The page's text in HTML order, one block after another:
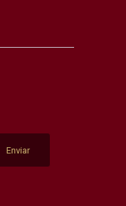
Enviar